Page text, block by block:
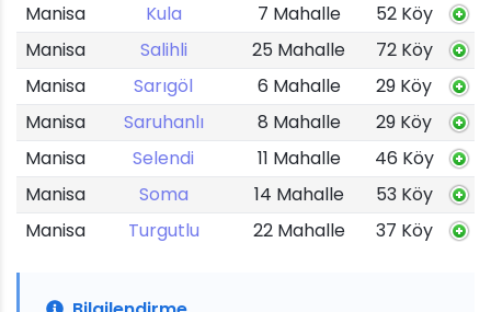
Manisa
Kula 7 Mahalle
52 Köy
Manisa
Salihli 25 Mahalle
72 Köy
Manisa
Sarıgöl 6 Mahalle
29 Köy
Manisa
Saruhanlı 8 Mahalle
29 Köy
Manisa
Selendi 11 Mahalle
46 Köy
Manisa
Soma 14 Mahalle
53 Köy
Manisa
Turgutlu 22 Mahalle 37 Köy